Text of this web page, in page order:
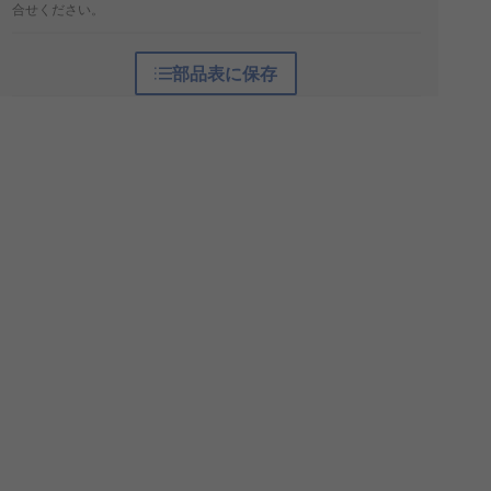
合せください。
部品表に保存